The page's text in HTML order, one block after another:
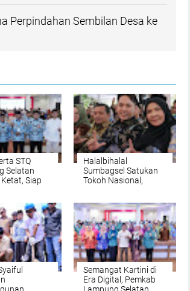
Perpindahan Sembilan Desa ke
STQ
Selatan
Siap
Halalbihalal
Sumbagsel Satukan
Tokoh Nasional,
Kolaborasi Daerah
Semangat Kartini di
Era Digital, Pemkab